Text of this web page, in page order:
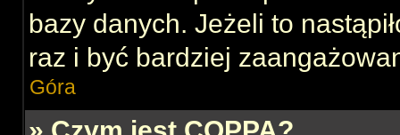
bazy danych. Jeżeli to
raz i być bardziej
Góra